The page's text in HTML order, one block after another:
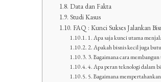
Data dan Fakta
Studi Kasus
FAQ : Kunci Sukses Jalankan
1. Apa saja kunci utama
2. Apakah bisnis kecil juga
3. Bagaimana cara
4. Apa peran teknologi dalam
5. Bagaimana